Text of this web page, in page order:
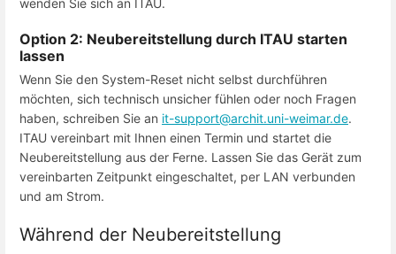
wenden Sie sich an ITAU.
Option 2: Neubereitstellung durch ITAU starten
lassen
Wenn Sie den System-Reset nicht selbst durchführen
möchten, sich technisch unsicher fühlen oder noch Fragen
haben, schreiben Sie an it-support@archit.uni-weimar.de.
ITAU vereinbart mit Ihnen einen Termin und startet die
Neubereitstellung aus der Ferne. Lassen Sie das Gerät zum
vereinbarten Zeitpunkt eingeschaltet, per LAN verbunden
und am Strom.
Während der Neubereitstellung